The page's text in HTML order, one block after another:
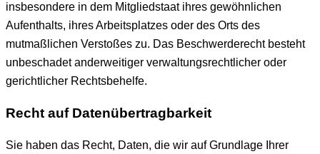
insbesondere in dem Mitgliedstaat ihres gewöhnlichen
Aufenthalts, ihres Arbeitsplatzes oder des Orts des
mutmaßlichen Verstoßes zu. Das Beschwerderecht besteht
unbeschadet anderweitiger verwaltungsrechtlicher oder
gerichtlicher Rechtsbehelfe.
Recht auf Daten­übertrag­barkeit
Sie haben das Recht, Daten, die wir auf Grundlage Ihrer